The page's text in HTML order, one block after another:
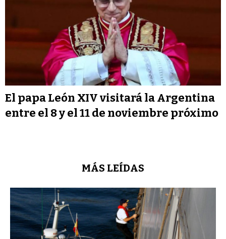
El papa León XIV visitará la Argentina
entre el 8 y el 11 de noviembre próximo
MÁS LEÍDAS